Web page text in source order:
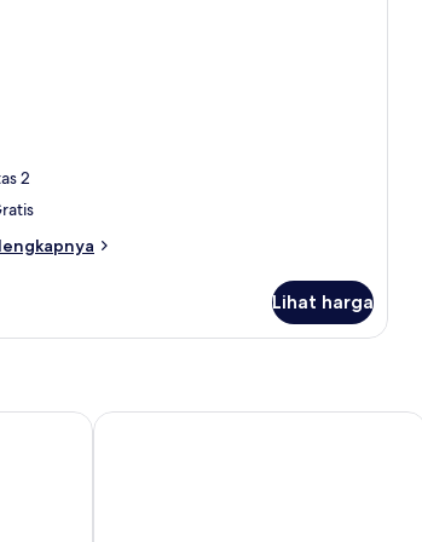
2
Lihat harga
Copenhagen Go Hotel